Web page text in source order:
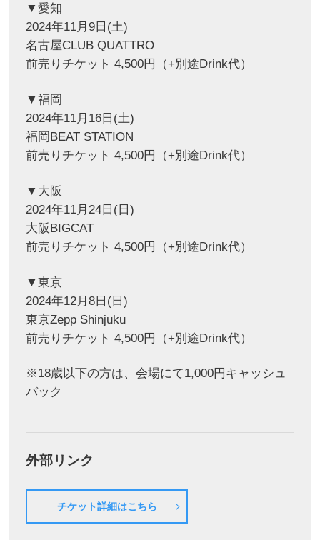
▼愛知
2024年11月9日(土)
名古屋CLUB QUATTRO
前売りチケット 4,500円（+別途Drink代）
▼福岡
2024年11月16日(土)
福岡BEAT STATION
前売りチケット 4,500円（+別途Drink代）
▼大阪
2024年11月24日(日)
大阪BIGCAT
前売りチケット 4,500円（+別途Drink代）
▼東京
2024年12月8日(日)
東京Zepp Shinjuku
前売りチケット 4,500円（+別途Drink代）
※18歳以下の方は、会場にて1,000円キャッシュ
バック
外部リンク
チケット詳細はこちら